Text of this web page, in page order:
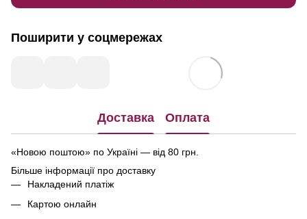
Поширити у соцмережах
Доставка Оплата
«Новою поштою» по Україні — від 80 грн.
Більше інформації про доставку
Накладений платіж
Картою онлайн